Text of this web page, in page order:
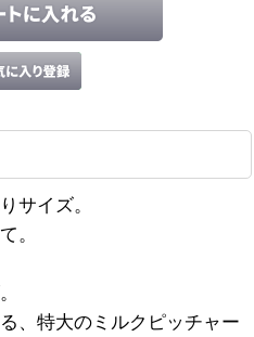
サイズ。
。
、特大のミルクピッチャー